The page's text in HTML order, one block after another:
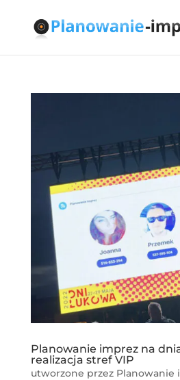
Planowanie imprez na
realizacja stref VIP
utworzone przez Planowanie